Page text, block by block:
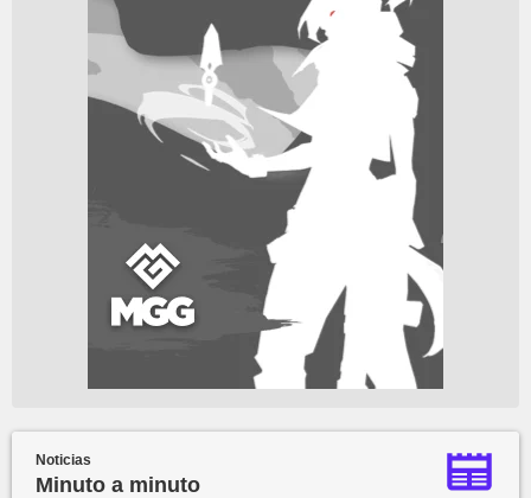
Noticias
Minuto a minuto